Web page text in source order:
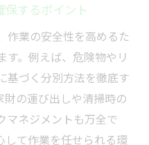
保するポイント
作業の安全性を高めるた
す。例えば、危険物やリ
基づく分別方法を徹底す
財の運び出しや清掃時の
マネジメントも万全で
して作業を任せられる環